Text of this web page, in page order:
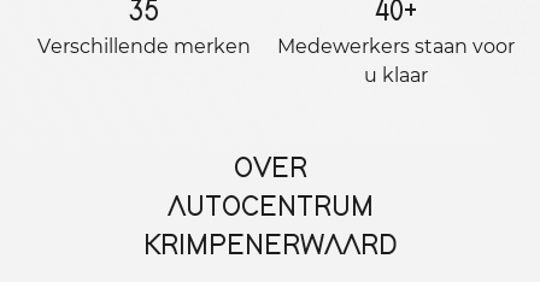
35
Verschillende merken
40+
Medewerkers staan ​​voor
u klaar
OVER
AUTOCENTRUM
KRIMPENERWAARD